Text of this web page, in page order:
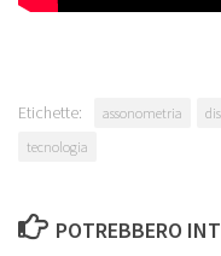
Etichette: assonometria
tecnologia
POTREBBERO